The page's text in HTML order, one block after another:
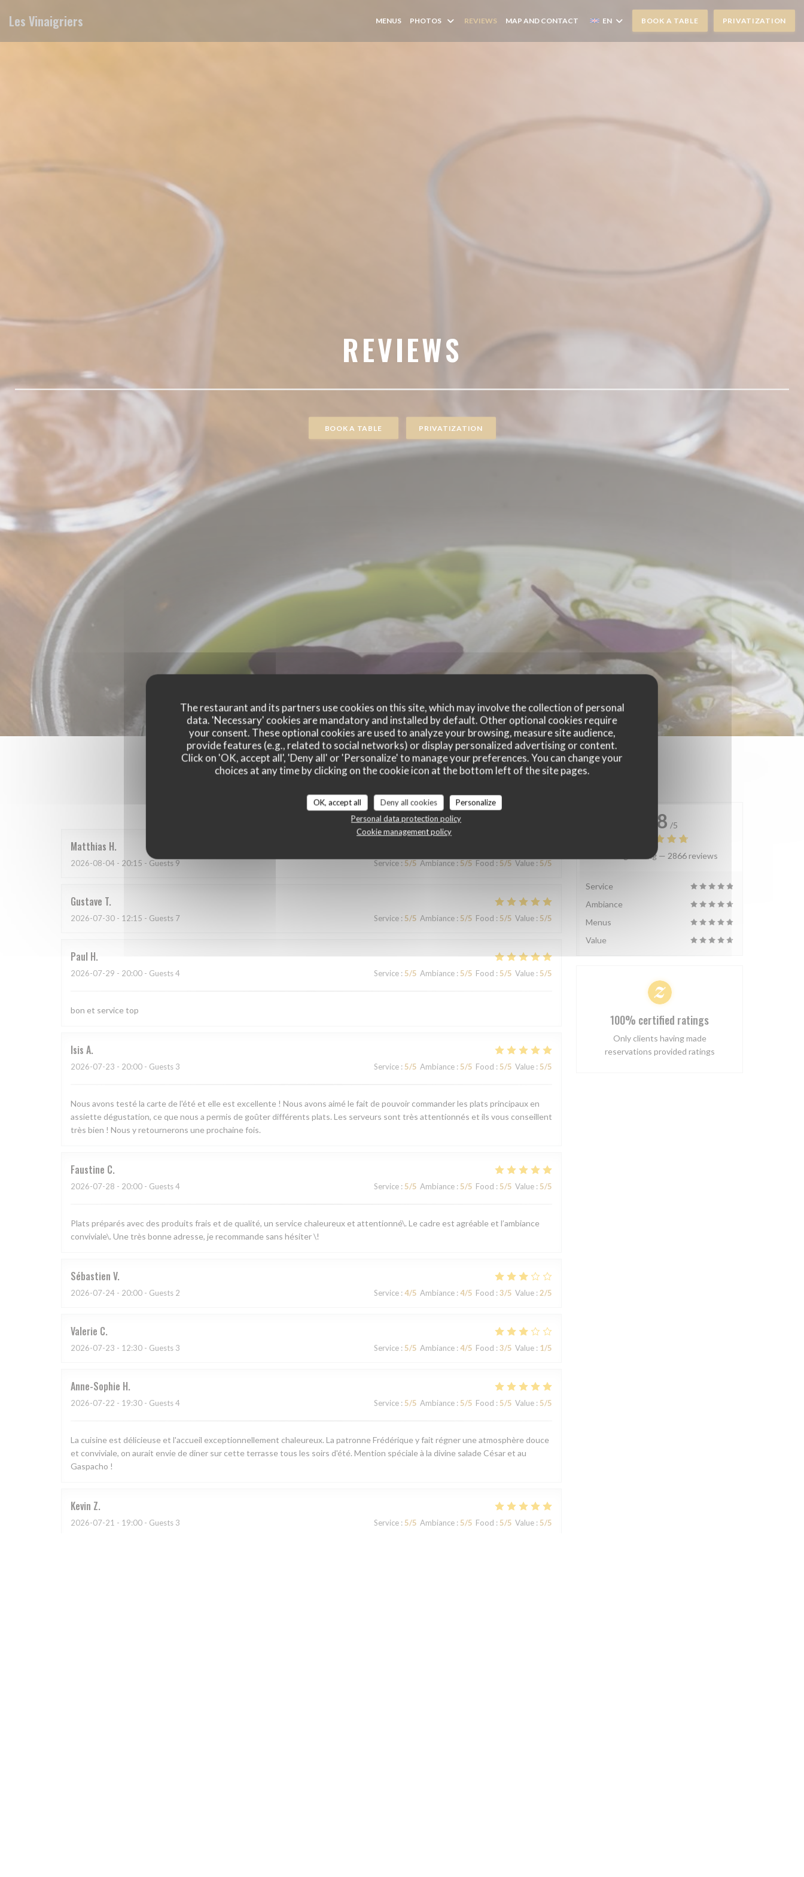
The restaurant and its partners use cookies on this site, which may involve the collection of personal
data. 'Necessary' cookies are mandatory and installed by default. Other optional cookies require
your consent. These optional cookies are used to analyze your browsing, measure site audience,
provide features (e.g., related to social networks) or display personalized advertising or content.
Click on 'OK, accept all', 'Deny all' or 'Personalize' to manage your preferences. You can change your
choices at any time by clicking on the cookie icon at the bottom left of the site pages.
OK, accept all Deny all cookies
Personalize
Personal data protection policy
Cookie management policy
Les Vinaigriers MENUS PHOTOS REVIEWS MAP AND CONTACT EN BOOK A TABLE PRIVATIZATION
REVIEWS
BOOK A TABLE PRIVATIZATION
Our customer ratings
Matthias H
2026-08-04 - 20:15 - Guests 9 Service : 5/5 Ambiance : 5/5 Food : 5/5 Value : 5/5
Gustave T
2026-07-30 - 12:15 - Guests 7 Service : 5/5 Ambiance : 5/5 Food : 5/5 Value : 5/5
Paul H
2026-07-29 - 20:00 - Guests 4 Service : 5/5 Ambiance : 5/5 Food : 5/5 Value : 5/5
bon et service top
Isis A
2026-07-23 - 20:00 - Guests 3 Service : 5/5 Ambiance : 5/5 Food : 5/5 Value : 5/5
Nous avons testé la carte de l'été et elle est excellente ! Nous avons aimé le fait de pouvoir commander les plats principaux en
assiette dégustation, ce que nous a permis de goûter différents plats. Les serveurs sont très attentionnés et ils vous conseillent
très bien ! Nous y retournerons une prochaine fois.
Faustine C
2026-07-28 - 20:00 - Guests 4 Service : 5/5 Ambiance : 5/5 Food : 5/5 Value : 5/5
Plats préparés avec des produits frais et de qualité, un service chaleureux et attentionné\. Le cadre est agréable et l’ambiance
conviviale\. Une très bonne adresse, je recommande sans hésiter \!
Sébastien V
2026-07-24 - 20:00 - Guests 2 Service : 4/5 Ambiance : 4/5 Food : 3/5 Value : 2/5
Valerie C
2026-07-23 - 12:30 - Guests 3 Service : 5/5 Ambiance : 4/5 Food : 3/5 Value : 1/5
Anne-Sophie H
2026-07-22 - 19:30 - Guests 4 Service : 5/5 Ambiance : 5/5 Food : 5/5 Value : 5/5
La cuisine est délicieuse et l'accueil exceptionnellement chaleureux. La patronne Frédérique y fait régner une atmosphère douce
et conviviale, on aurait envie de diner sur cette terrasse tous les soirs d'été. Mention spéciale à la divine salade César et au
Gaspacho !
Kevin Z
2026-07-21 - 19:00 - Guests 3 Service : 5/5 Ambiance : 5/5 Food : 5/5 Value : 5/5
4.8 /5
Average rating — 2866 reviews
Service
Ambiance
Menus
Value
100% certified ratings
Only clients having made
reservations provided ratings